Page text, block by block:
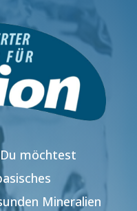
möchtest
Mineralien